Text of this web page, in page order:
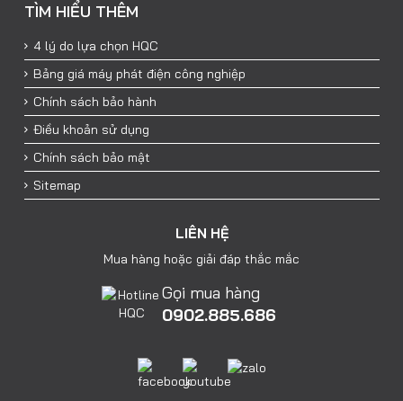
TÌM HIỂU THÊM
4 lý do lựa chọn HQC
Bảng giá máy phát điện công nghiệp
Chính sách bảo hành
Điều khoản sử dụng
Chính sách bảo mật
Sitemap
LIÊN HỆ
Mua hàng hoặc giải đáp thắc mắc
Gọi mua hàng
0902.885.686